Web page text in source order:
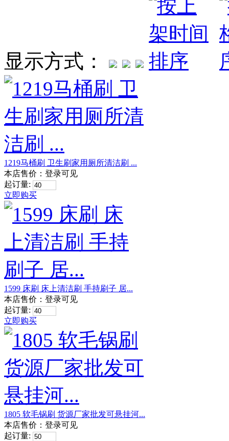
显示方式：
1219马桶刷 卫生刷家用厕所清洁刷 ...
本店售价： 登录可见
起订量:
立即购买
1599 床刷 床上清洁刷 手持刷子 居...
本店售价： 登录可见
起订量:
立即购买
1805 软毛锅刷 货源厂家批发可悬挂河...
本店售价： 登录可见
起订量: